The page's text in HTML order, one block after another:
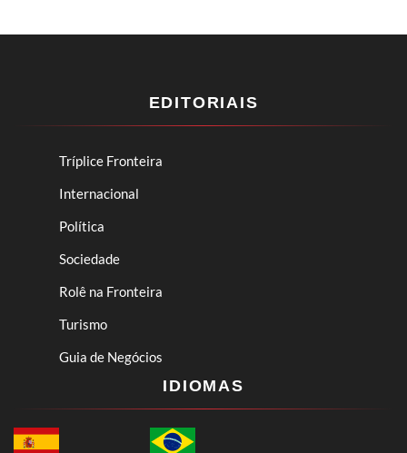
EDITORIAIS
Tríplice Fronteira
Internacional
Política
Sociedade
Rolê na Fronteira
Turismo
Guia de Negócios
IDIOMAS